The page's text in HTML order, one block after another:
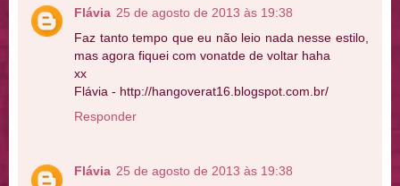
Flávia 25 de agosto de 2013 às 19:38
Faz tanto tempo que eu não leio nada nesse estilo,
mas agora fiquei com vonatde de voltar haha
xx
Flávia - http://hangoverat16.blogspot.com.br/
Responder
Flávia 25 de agosto de 2013 às 19:38